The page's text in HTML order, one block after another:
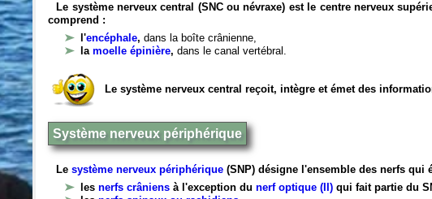
Le système nerveux central (SNC ou névraxe) est le centre nerveux
comprend :
l'encéphale,dans la boîte crânienne,
lamoelle épinière,dans le canal vertébral.
Le système nerveux central reçoit, intègre et émet des
Système nerveux périphérique
Lesystème nerveux périphérique (SNP) désigne l'ensemble des nerfs qui
lesnerfs crâniens à l'exception du nerf optique (II) qui fait partie du